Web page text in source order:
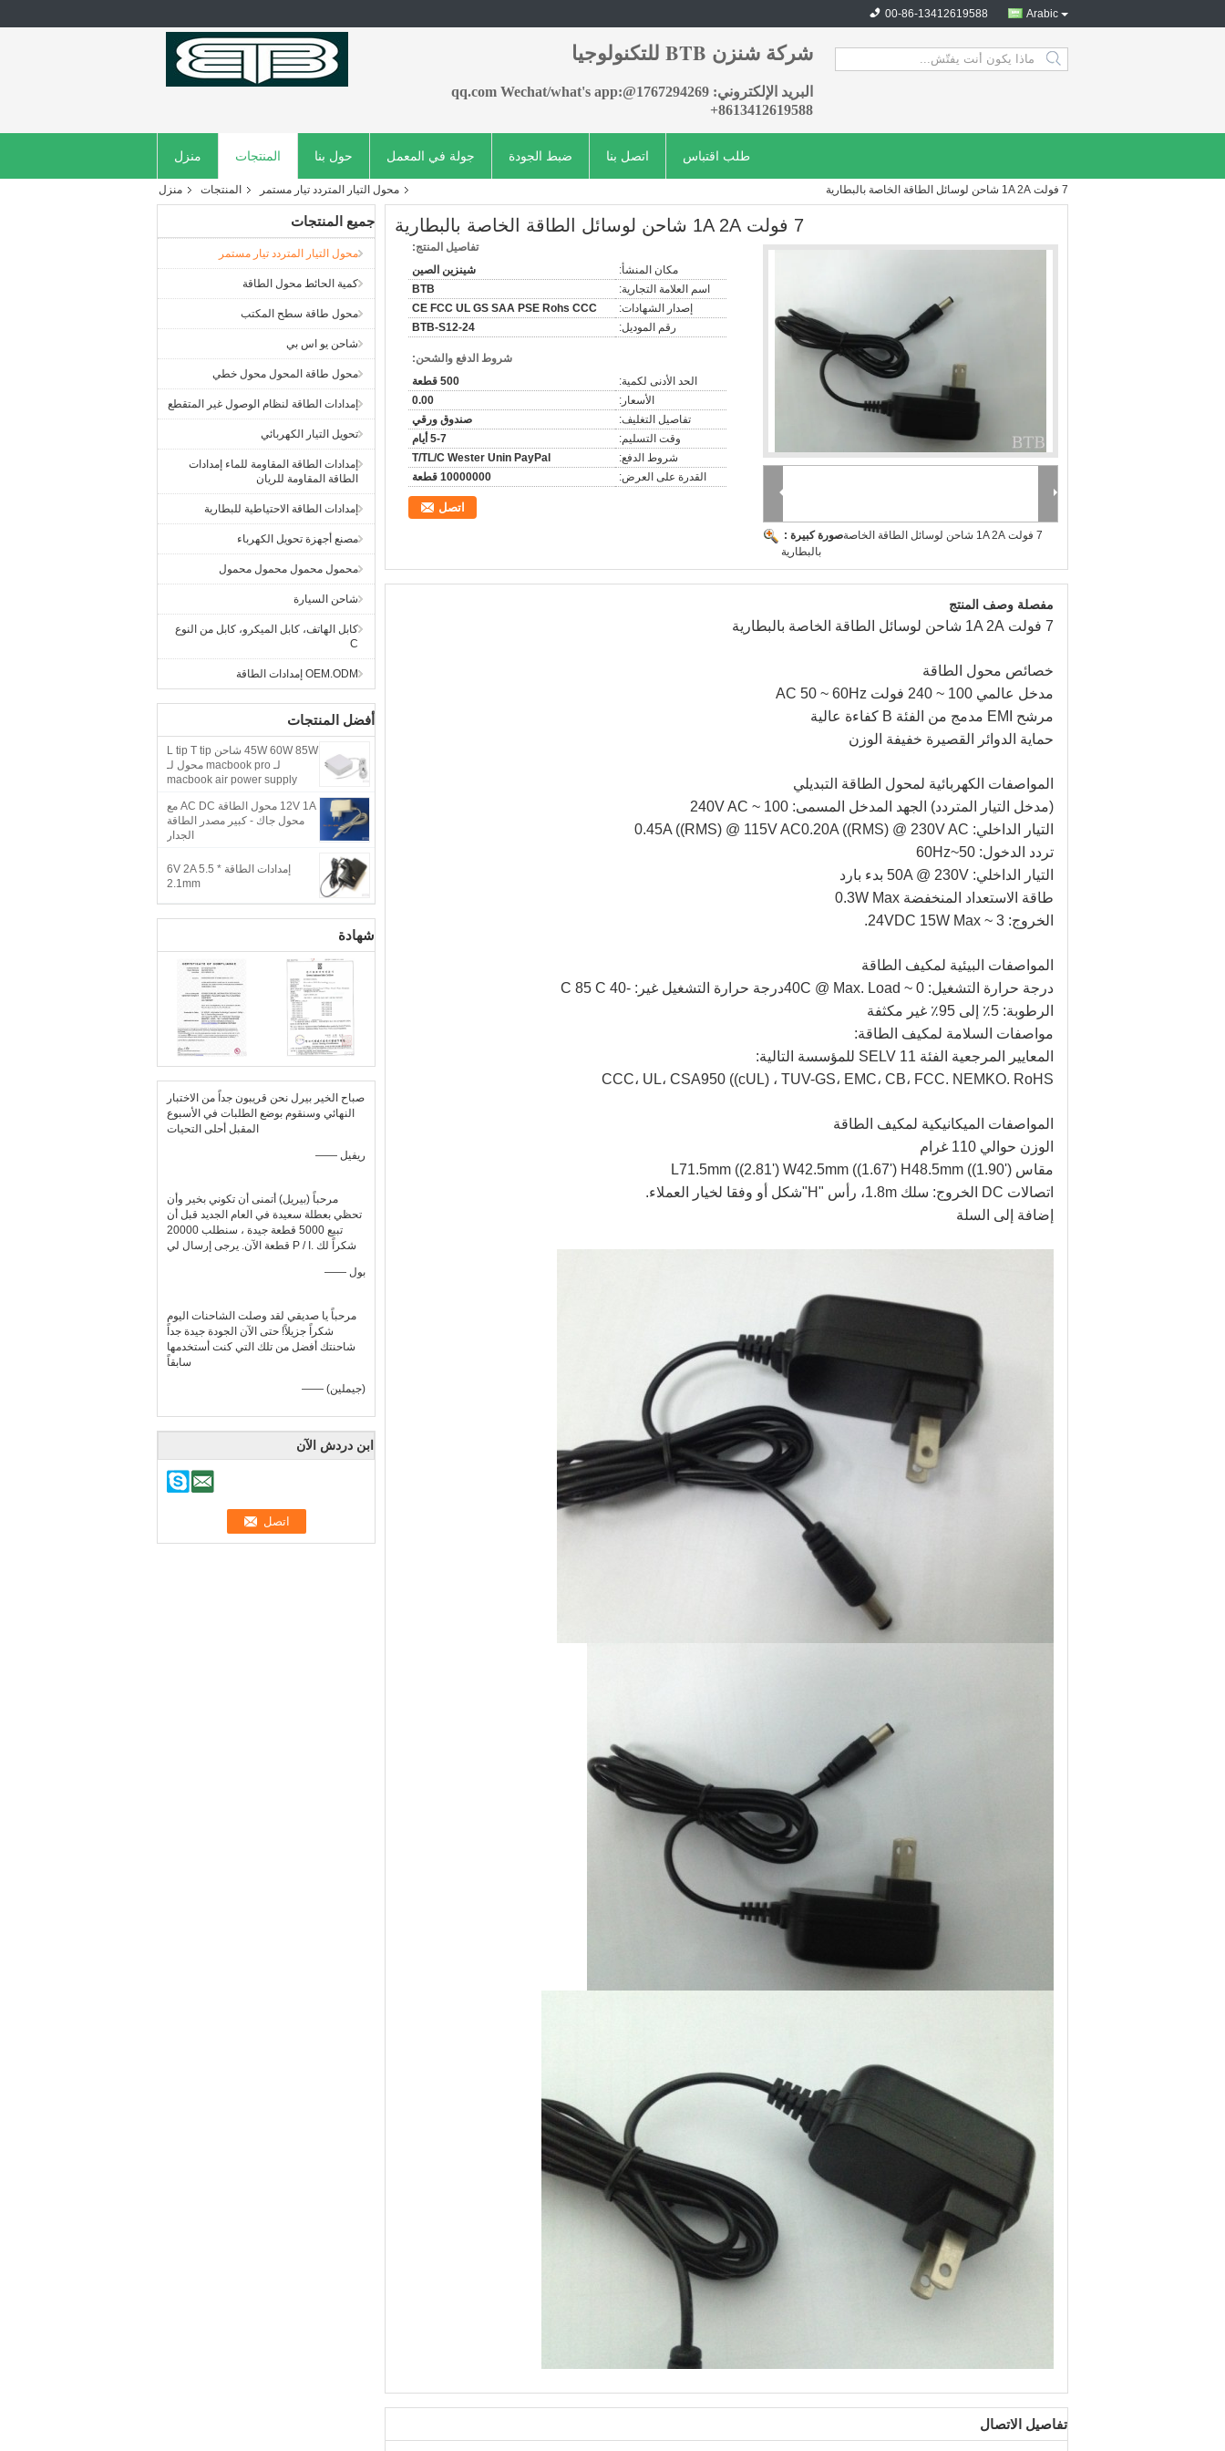
Arabic
00-86-13412619588
شركة شنزن BTB للتكنولوجيا
البريد الإلكتروني: 1767294269@qq.com Wechat/what's app:
+8613412619588
search
منزل المنتجات حول بنا جولة في المعمل ضبط الجودة اتصل بنا طلب اقتباس
منزل المنتجات محول التيار المتردد تيار مستمر 7 فولت 1A 2A شاحن لوسائل الطاقة الخاصة بالبطارية
جميع المنتجات
محول التيار المتردد تيار مستمر
كمية الحائط محول الطاقة
محول طاقة سطح المكتب
شاحن يو اس بي
محول طاقة المحول محول خطي
إمدادات الطاقة لنظام الوصول غير المتقطع
تحويل التيار الكهربائي
إمدادات الطاقة المقاومة للماء إمدادات
الطاقة المقاومة للريان
إمدادات الطاقة الاحتياطية للبطارية
مصنع أجهزة تحويل الكهرباء
محمول محمول محمول محمول
شاحن السيارة
كابل الهاتف، كابل الميكرو، كابل من النوع
C
OEM.ODM إمدادات الطاقة
أفضل المنتجات
45W 60W 85W شاحن L tip T tip
لـ macbook pro محول لـ
macbook air power supply
12V 1A محول الطاقة AC DC مع
محول جاك - كبير مصدر الطاقة
الجدار
إمدادات الطاقة 6V 2A 5.5 *
2.1mm
شهادة
صباح الخير بيرل نحن قريبون جداً من الاختبار
النهائي وسنقوم بوضع الطلبات في الأسبوع
المقبل أحلى التحيات
—— ريفيل
مرحباً (بيريل) أتمنى أن تكوني بخير وأن
تحظي بعطلة سعيدة في العام الجديد قبل أن
تبيع 5000 قطعة جيدة ، سنطلب 20000
قطعة الآن. يرجى إرسال لي P / I. شكراً لك
—— بول
مرحباً يا صديقي لقد وصلت الشاحنات اليوم
شكراً جزيلاً! حتى الآن الجودة جيدة جداً
شاحنتك أفضل من تلك التي كنت أستخدمها
سابقاً
—— (جيملين)
ابن دردش الآن
7 فولت 1A 2A شاحن لوسائل الطاقة الخاصة بالبطارية
صورة كبيرة :7 فولت 1A 2A شاحن لوسائل الطاقة الخاصة
بالبطارية
تفاصيل المنتج:
مكان المنشأ:
شينزين الصين
اسم العلامة التجارية:
BTB
إصدار الشهادات:
CE FCC UL GS SAA PSE Rohs CCC
رقم الموديل:
BTB-S12-24
شروط الدفع والشحن:
الحد الأدنى لكمية:
500 قطعة
الأسعار:
0.00
تفاصيل التغليف:
صندوق ورقي
وقت التسليم:
5-7 أيام
شروط الدفع:
T/TL/C Wester Unin PayPal
القدرة على العرض:
10000000 قطعة
اتصل
مفصلة وصف المنتج
7 فولت 1A 2A شاحن لوسائل الطاقة الخاصة بالبطارية
خصائص محول الطاقة
مدخل عالمي 100 ~ 240 فولت AC 50 ~ 60Hz
مرشح EMI مدمج من الفئة B كفاءة عالية
حماية الدوائر القصيرة خفيفة الوزن
المواصفات الكهربائية لمحول الطاقة التبديلي
(مدخل التيار المتردد) الجهد المدخل المسمى: 100 ~ 240V AC
التيار الداخلي: 0.45A ((RMS) @ 115V AC0.20A ((RMS) @ 230V AC
تردد الدخول: 50~60Hz
التيار الداخلي: 50A @ 230V بدء بارد
طاقة الاستعداد المنخفضة 0.3W Max
الخروج: 3 ~ 24VDC 15W Max.
المواصفات البيئية لمكيف الطاقة
درجة حرارة التشغيل: 0 ~ 40C @ Max. Loadدرجة حرارة التشغيل غير: -40 C 85 C
الرطوبة: 5٪ إلى 95٪ غير مكثفة
مواصفات السلامة لمكيف الطاقة:
المعايير المرجعية الفئة 11 SELV للمؤسسة التالية:
CCC، UL، CSA950 ((cUL) ، TUV-GS، EMC، CB، FCC. NEMKO. RoHS
المواصفات الميكانيكية لمكيف الطاقة
الوزن حوالي 110 غرام
مقاس L71.5mm ((2.81') W42.5mm ((1.67') H48.5mm ((1.90')
اتصالات DC الخروج: سلك 1.8m، رأس "H"شكل أو وفقا لخيار العملاء.
إضافة إلى السلة
تفاصيل الاتصال